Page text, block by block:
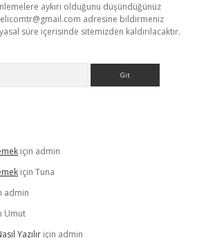
aykırı olduğunu düşündüğünüz
adresine bildirmeniz
süre içerisinde sitemizden kaldırılacaktır.
için admin
için Tuna
admin
Umut
Yazılır için admin